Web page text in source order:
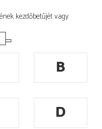
kezdőbetűjét vagy
B
D